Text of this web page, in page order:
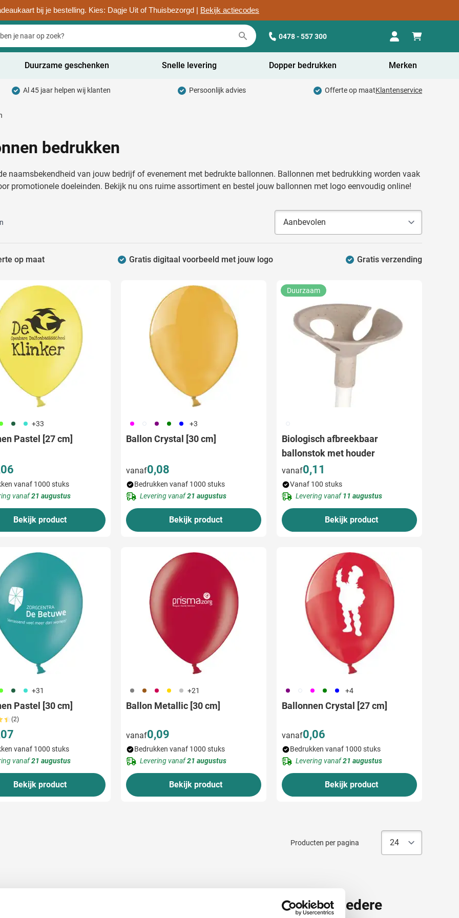
bij je bestelling. Kies: Dagje Uit of Thuisbezorgd | Bekijk actiecodes
0478 - 557 300
categorie
categorie
& Weggevers categorie
categorie
& Keuken categorie
& Veiligheid categorie
& Vrije tijd categorie
& Kids categorie
categorie
& thema's categorie
Duurzame geschenken Snelle levering Dopper bedrukken Merken
Al 45 jaar helpen wij klanten Persoonlijk advies Offerte op maatKlantenservice
bedrukken
naamsbekendheid van jouw bedrijf of evenement met bedrukte ballonnen. Ballonnen met bedrukking worden vaak
promotionele doeleinden. Bekijk nu ons ruime assortiment en bestel jouw ballonnen met logo eenvoudig online!
op maat Gratis digitaal voorbeeld met jouw logo Gratis verzending
374 033 +33
Pastel [27 cm]
vanaf 1000 stuks
vanaf21 augustus
Bekijk product
046 970 024 004 005 +3
Ballon Crystal [30 cm]
vanaf0,08
Bedrukken vanaf 1000 stuks
Levering vanaf21 augustus
Bekijk product
002
Biologisch afbreekbaar
ballonstok met houder
vanaf0,11
Duurzaam
Vanaf 100 stuks
Levering vanaf11 augustus
Bekijk product
374 033 +31
Pastel [30 cm]
(2)
vanaf 1000 stuks
vanaf21 augustus
Bekijk product
908 090 097 031 032 +21
Ballon Metallic [30 cm]
vanaf0,09
Bedrukken vanaf 1000 stuks
Levering vanaf21 augustus
Bekijk product
024 970 046 004 005 +4
Ballonnen Crystal [27 cm]
vanaf0,06
Bedrukken vanaf 1000 stuks
Levering vanaf21 augustus
Bekijk product
Producten per pagina
Gepersonaliseerde ballonnen voor iedere